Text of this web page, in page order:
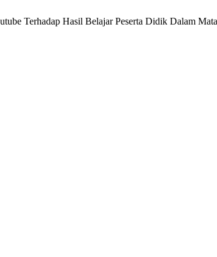
Terhadap Hasil Belajar Peserta Didik Dalam